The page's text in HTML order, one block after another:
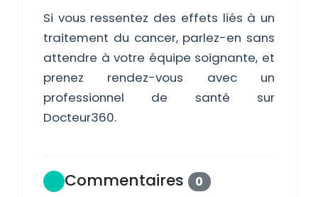
Si vous ressentez des effets liés à un
traitement du cancer, parlez-en sans
attendre à votre équipe soignante, et
prenez rendez-vous avec un
professionnel de santé sur
Docteur360.
Commentaires 0